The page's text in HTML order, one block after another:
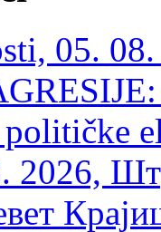
05.
političke